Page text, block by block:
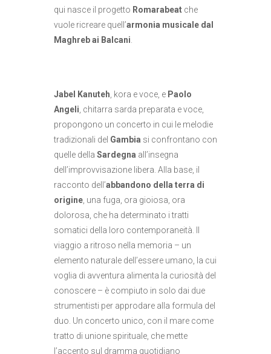
qui nasce il progetto Romarabeat che
vuole ricreare quell’armonia musicale dal
Maghreb ai Balcani
Jabel Kanuteh , kora e voce, e Paolo
Angeli , chitarra sarda preparata e voce,
propongono un concerto in cui le melodie
tradizionali del Gambia si confrontano con
quelle della Sardegna all’insegna
dell’improvvisazione libera. Alla base, il
racconto dell’abbandono della terra di
origine , una fuga, ora gioiosa, ora
dolorosa, che ha determinato i tratti
somatici della loro contemporaneità. Il
viaggio a ritroso nella memoria – un
elemento naturale dell’essere umano, la cui
voglia di avventura alimenta la curiosità del
conoscere – è compiuto in solo dai due
strumentisti per approdare alla formula del
duo. Un concerto unico, con il mare come
tratto di unione spirituale, che mette
l’accento sul dramma quotidiano